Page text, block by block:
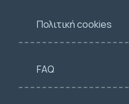
Πολιτική cookies
FAQ